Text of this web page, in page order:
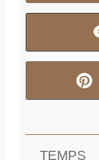
TEMPS